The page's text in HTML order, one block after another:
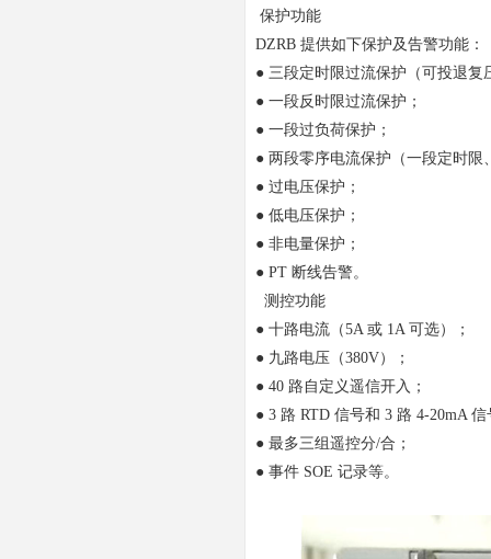
保护功能
DZRB 提供如下保护及告警功能：
● 三段定时限过流保护（可投退复
● 一段反时限过流保护；
● 一段过负荷保护；
● 两段零序电流保护（一段定时限
● 过电压保护；
● 低电压保护；
● 非电量保护；
● PT 断线告警。
测控功能
● 十路电流（5A 或 1A 可选）；
● 九路电压（380V）；
● 40 路自定义遥信开入；
● 3 路 RTD 信号和 3 路 4-20mA 信
● 最多三组遥控分/合；
● 事件 SOE 记录等。